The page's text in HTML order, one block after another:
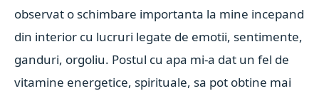
observat o schimbare importanta la mine incepand
din interior cu lucruri legate de emotii, sentimente,
ganduri, orgoliu. Postul cu apa mi-a dat un fel de
vitamine energetice, spirituale, sa pot obtine mai